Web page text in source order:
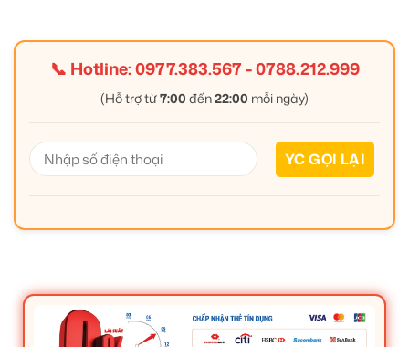
📞 Hotline:0977.383.567-0788.212.999
(Hỗ trợ từ7:00 đến22:00 mỗi ngày)